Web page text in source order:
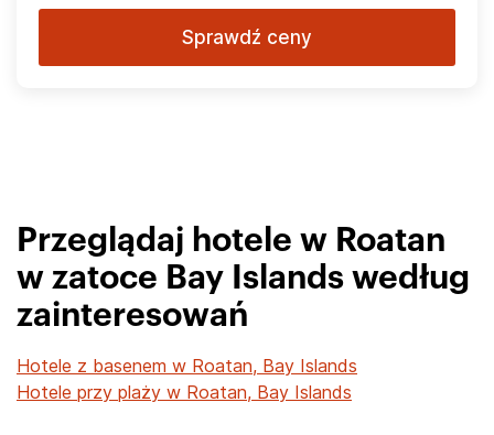
Sprawdź ceny
Przeglądaj hotele w Roatan
w zatoce Bay Islands według
zainteresowań
Hotele z basenem w Roatan, Bay Islands
Hotele przy plaży w Roatan, Bay Islands